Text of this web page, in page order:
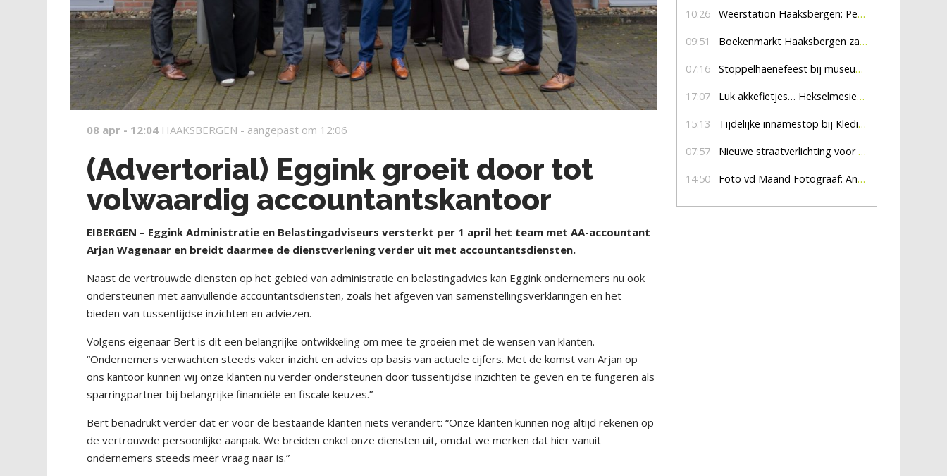
08 apr - 12:04 HAAKSBERGEN - aangepast om 12:06
(Advertorial) Eggink groeit door tot
volwaardig accountantskantoor
EIBERGEN – Eggink Administratie en Belastingadviseurs versterkt per 1 april het team met AA-accountant
Arjan Wagenaar en breidt daarmee de dienstverlening verder uit met accountantsdiensten.
Naast de vertrouwde diensten op het gebied van administratie en belastingadvies kan Eggink ondernemers nu ook
ondersteunen met aanvullende accountantsdiensten, zoals het afgeven van samenstellingsverklaringen en het
bieden van tussentijdse inzichten en adviezen.
Volgens eigenaar Bert is dit een belangrijke ontwikkeling om mee te groeien met de wensen van klanten.
“Ondernemers verwachten steeds vaker inzicht en advies op basis van actuele cijfers. Met de komst van Arjan op
ons kantoor kunnen wij onze klanten nu verder ondersteunen door tussentijdse inzichten te geven en te fungeren als
sparringpartner bij belangrijke financiële en fiscale keuzes.”
Bert benadrukt verder dat er voor de bestaande klanten niets verandert: “Onze klanten kunnen nog altijd rekenen op
de vertrouwde persoonlijke aanpak. We breiden enkel onze diensten uit, omdat we merken dat hier vanuit
ondernemers steeds meer vraag naar is.”
10:26 Weerstation Haaksbergen: Perioden met zon en droog
09:51 Boekenmarkt Haaksbergen zaterdag 8 augustus, marktplein Haaksbergen
07:16 Stoppelhaenefeest bij museum De Lebbenbrugge
17:07 Luk akkefietjes… HekselmesienHarry
15:13 Tijdelijke innamestop bij Kledingbank Stefania
07:57 Nieuwe straatverlichting voor De Veldmaat en De Pas
14:50 Foto vd Maand Fotograaf: Anna Jalving